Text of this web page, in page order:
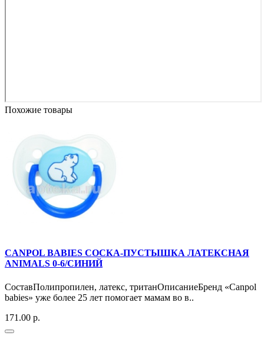
Похожие товары
CANPOL BABIES СОСКА-ПУСТЫШКА ЛАТЕКСНАЯ
ANIMALS 0-6/СИНИЙ
СоставПолипропилен, латекс, тританОписаниеБренд «Canpol
babies» уже более 25 лет помогает мамам во в..
171.00 р.